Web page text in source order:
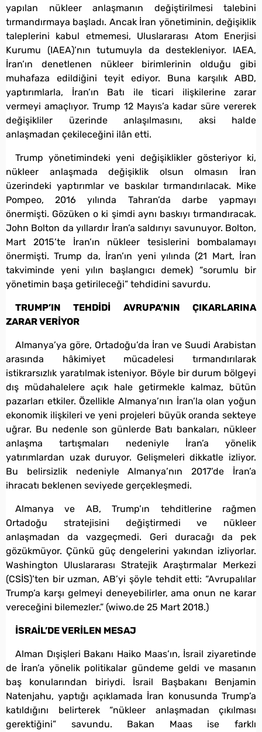
yapılan nükleer anlaşmanın değiştirilmesi talebini
tırmandırmaya başladı. Ancak İran yönetiminin, değişiklik
taleplerini kabul etmemesi, Uluslararası Atom Enerjisi
Kurumu (IAEA)’nın tutumuyla da destekleniyor. IAEA,
İran’ın denetlenen nükleer birimlerinin olduğu gibi
muhafaza edildiğini teyit ediyor. Buna karşılık ABD,
yaptırımlarla, İran’ın Batı ile ticari ilişkilerine zarar
vermeyi amaçlıyor. Trump 12 Mayıs’a kadar süre vererek
değişikliler üzerinde anlaşılmasını, aksi halde
anlaşmadan çekileceğini ilân etti.
Trump yönetimindeki yeni değişiklikler gösteriyor ki,
nükleer anlaşmada değişiklik olsun olmasın İran
üzerindeki yaptırımlar ve baskılar tırmandırılacak. Mike
Pompeo, 2016 yılında Tahran’da darbe yapmayı
önermişti. Gözüken o ki şimdi aynı baskıyı tırmandıracak.
John Bolton da yıllardır İran’a saldırıyı savunuyor. Bolton,
Mart 2015’te İran’ın nükleer tesislerini bombalamayı
önermişti. Trump da, İran’ın yeni yılında (21 Mart, İran
takviminde yeni yılın başlangıcı demek) “sorumlu bir
yönetimin başa getirileceği” tehdidini savurdu.
TRUMP’IN TEHDİDİ AVRUPA’NIN ÇIKARLARINA
ZARAR VERİYOR
Almanya’ya göre, Ortadoğu’da İran ve Suudi Arabistan
arasında hâkimiyet mücadelesi tırmandırılarak
istikrarsızlık yaratılmak isteniyor. Böyle bir durum bölgeyi
dış müdahalelere açık hale getirmekle kalmaz, bütün
pazarları etkiler. Özellikle Almanya’nın İran’la olan yoğun
ekonomik ilişkileri ve yeni projeleri büyük oranda sekteye
uğrar. Bu nedenle son günlerde Batı bankaları, nükleer
anlaşma tartışmaları nedeniyle İran’a yönelik
yatırımlardan uzak duruyor. Gelişmeleri dikkatle izliyor.
Bu belirsizlik nedeniyle Almanya’nın 2017’de İran’a
ihracatı beklenen seviyede gerçekleşmedi.
Almanya ve AB, Trump’ın tehditlerine rağmen
Ortadoğu stratejisini değiştirmedi ve nükleer
anlaşmadan da vazgeçmedi. Geri duracağı da pek
gözükmüyor. Çünkü güç dengelerini yakından izliyorlar.
Washington Uluslararası Stratejik Araştırmalar Merkezi
(CSİS)’ten bir uzman, AB’yi şöyle tehdit etti: “Avrupalılar
Trump’a karşı gelmeyi deneyebilirler, ama onun ne karar
vereceğini bilemezler.” (wiwo.de 25 Mart 2018.)
İSRAİL’DE VERİLEN MESAJ
Alman Dışişleri Bakanı Haiko Maas’ın, İsrail ziyaretinde
de İran’a yönelik politikalar gündeme geldi ve masanın
baş konularından biriydi. İsrail Başbakanı Benjamin
Natenjahu, yaptığı açıklamada İran konusunda Trump’a
katıldığını belirterek “nükleer anlaşmadan çıkılması
gerektiğini” savundu. Bakan Maas ise farklı